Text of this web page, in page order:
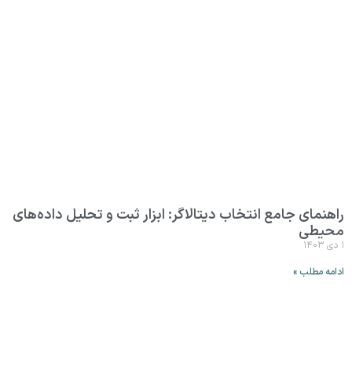
راهنمای جامع انتخاب دیتالاگر: ابزار ثبت و تحلیل داده‌های
محیطی
۱ دی ۱۴۰۳
ادامه مطلب »